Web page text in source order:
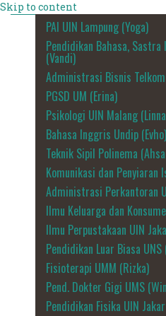
Skip to content
PAI UIN Lampung (Yoga)
Pendidikan Bahasa, Sastra
(Vandi)
Administrasi Bisnis
PGSD UM (Erina)
Psikologi UIN Malang
Bahasa Inggris Undip (Evho)
Teknik Sipil Polinema
Komunikasi dan
Administrasi Perkantoran
Ilmu Keluarga dan
Ilmu Perpustakaan UIN
Pendidikan Luar Biasa
Fisioterapi UMM (Rizka)
Pend. Dokter Gigi UMS
Pendidikan Fisika UIN